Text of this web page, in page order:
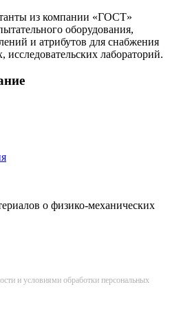
из компании «ГОСТ»
оборудования,
и атрибутов для снабжения
лабораторий.
о физико-механических
и условиями обработки персональных